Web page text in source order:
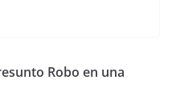
Robo en una